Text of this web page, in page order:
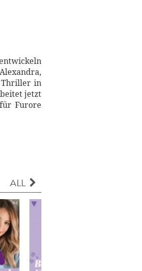
Thriller in
jetzt
Furore
ALL